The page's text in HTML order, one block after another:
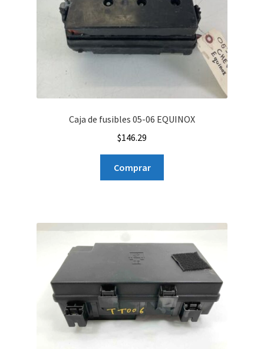
Caja de fusibles 05-06 EQUINOX
$146.29
Comprar